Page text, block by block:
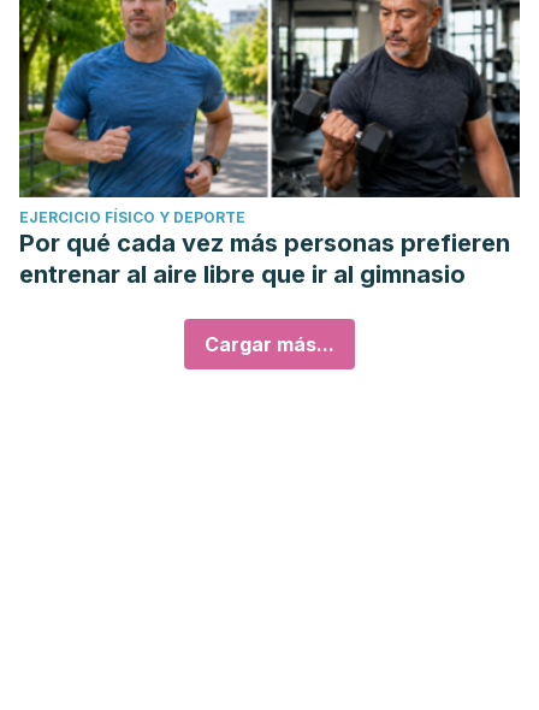
EJERCICIO FÍSICO Y DEPORTE
Por qué cada vez más personas prefieren
entrenar al aire libre que ir al gimnasio
Cargar más...